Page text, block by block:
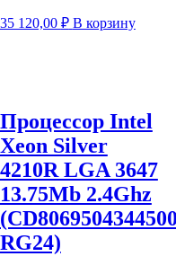
35 120,00 ₽ В корзину
Процессор Intel
Xeon Silver
4210R LGA 3647
13.75Mb 2.4Ghz
RG24)